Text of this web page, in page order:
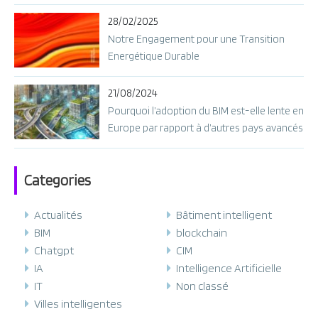
28/02/2025
Notre Engagement pour une Transition
Energétique Durable
21/08/2024
Pourquoi l’adoption du BIM est-elle lente en
Europe par rapport à d’autres pays avancés
?
Categories
Actualités
Bâtiment intelligent
BIM
blockchain
Chatgpt
CIM
IA
Intelligence Artificielle
IT
Non classé
Villes intelligentes